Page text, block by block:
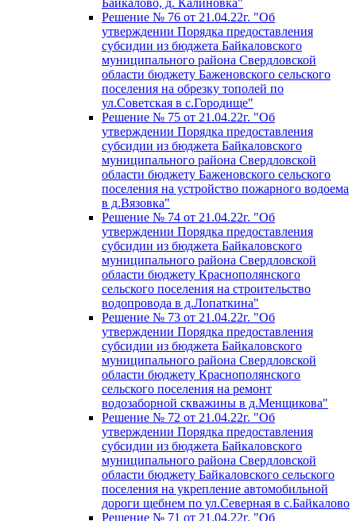
Байкалово, д. Калиновка"
Решение № 76 от 21.04.22г. "Об
утверждении Порядка предоставления
субсидии из бюджета Байкаловского
муниципального района Свердловской
области бюджету Баженовского сельского
поселения на обрезку тополей по
ул.Советская в с.Городище"
Решение № 75 от 21.04.22г. "Об
утверждении Порядка предоставления
субсидии из бюджета Байкаловского
муниципального района Свердловской
области бюджету Баженовского сельского
поселения на устройство пожарного водоема
в д.Вязовка"
Решение № 74 от 21.04.22г. "Об
утверждении Порядка предоставления
субсидии из бюджета Байкаловского
муниципального района Свердловской
области бюджету Краснополянского
сельского поселения на строительство
водопровода в д.Лопаткина"
Решение № 73 от 21.04.22г. "Об
утверждении Порядка предоставления
субсидии из бюджета Байкаловского
муниципального района Свердловской
области бюджету Краснополянского
сельского поселения на ремонт
водозаборной скважины в д.Менщикова"
Решение № 72 от 21.04.22г. "Об
утверждении Порядка предоставления
субсидии из бюджета Байкаловского
муниципального района Свердловской
области бюджету Байкаловского сельского
поселения на укрепление автомобильной
дороги щебнем по ул.Северная в с.Байкалово
Решение № 71 от 21.04.22г. "Об